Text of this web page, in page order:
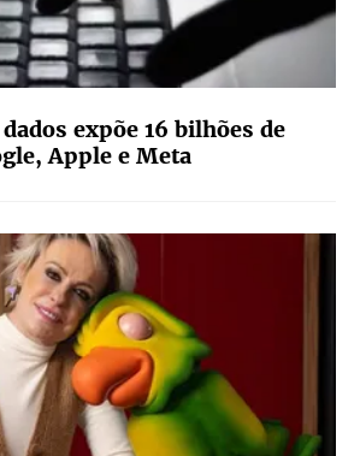
expõe 16 bilhões de
Apple e Meta